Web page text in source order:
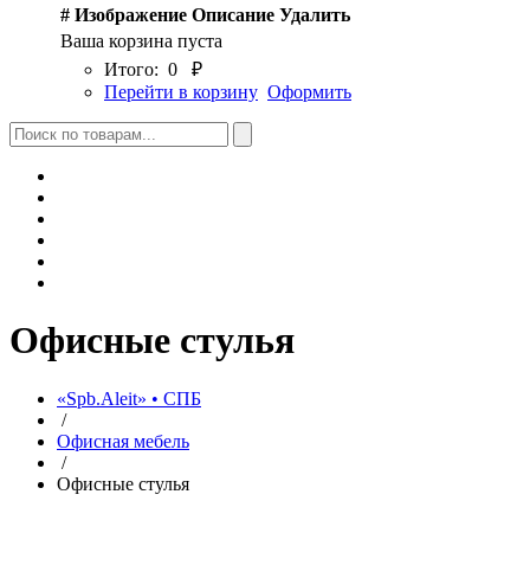
# Изображение Описание Удалить
Ваша корзина пуста
Итого: 0
₽
Перейти в корзину Оформить
Офисные стулья
«Spb.Aleit» • СПБ
/
Офисная мебель
/
Офисные стулья